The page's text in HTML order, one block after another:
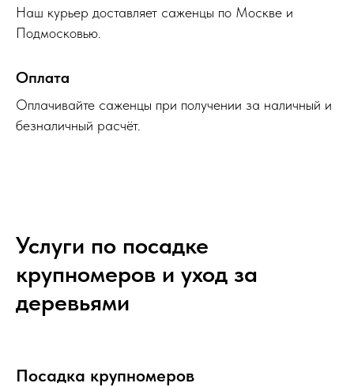
Наш курьер доставляет саженцы по Москве и
Подмосковью.
Оплата
Оплачивайте саженцы при получении за наличный и
безналичный расчёт.
Услуги по посадке
крупномеров и уход за
деревьями
Посадка крупномеров